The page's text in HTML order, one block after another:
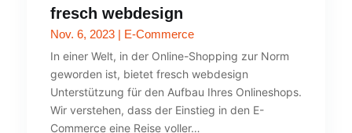
fresch webdesign
Nov. 6, 2023| E-Commerce
In einer Welt, in der Online-Shopping zur Norm
geworden ist, bietet fresch webdesign
Unterstützung für den Aufbau Ihres Onlineshops.
Wir verstehen, dass der Einstieg in den E-
Commerce eine Reise voller…